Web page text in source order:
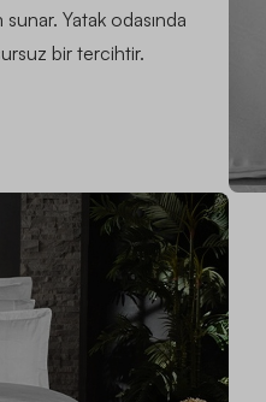
Yatak odasında
bir tercihtir.